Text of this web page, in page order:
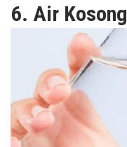
6. Air Kosong